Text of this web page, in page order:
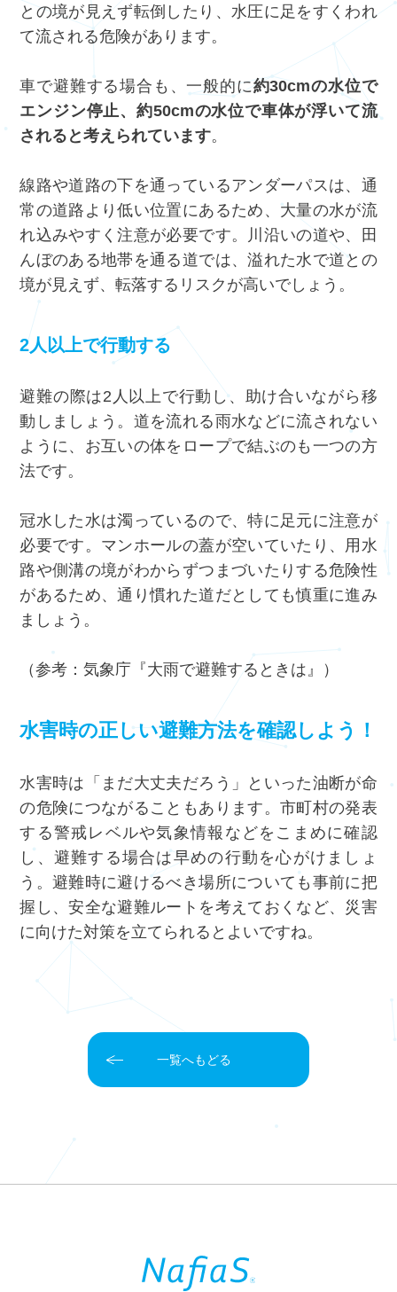
との境が見えず転倒したり、水圧に足をすくわれ
て流される危険があります。
車で避難する場合も、一般的に約30cmの水位で
エンジン停止、約50cmの水位で車体が浮いて流
されると考えられています。
線路や道路の下を通っているアンダーパスは、通
常の道路より低い位置にあるため、大量の水が流
れ込みやすく注意が必要です。川沿いの道や、田
んぼのある地帯を通る道では、溢れた水で道との
境が見えず、転落するリスクが高いでしょう。
2人以上で行動する
避難の際は2人以上で行動し、助け合いながら移
動しましょう。道を流れる雨水などに流されない
ように、お互いの体をロープで結ぶのも一つの方
法です。
冠水した水は濁っているので、特に足元に注意が
必要です。マンホールの蓋が空いていたり、用水
路や側溝の境がわからずつまづいたりする危険性
があるため、通り慣れた道だとしても慎重に進み
ましょう。
（参考：気象庁『大雨で避難するときは 』）
水害時の正しい避難方法を確認しよう！
水害時は「まだ大丈夫だろう」といった油断が命
の危険につながることもあります。市町村の発表
する警戒レベルや気象情報などをこまめに確認
し、避難する場合は早めの行動を心がけましょ
う。避難時に避けるべき場所についても事前に把
握し、安全な避難ルートを考えておくなど、災害
に向けた対策を立てられるとよいですね。
一覧へもどる